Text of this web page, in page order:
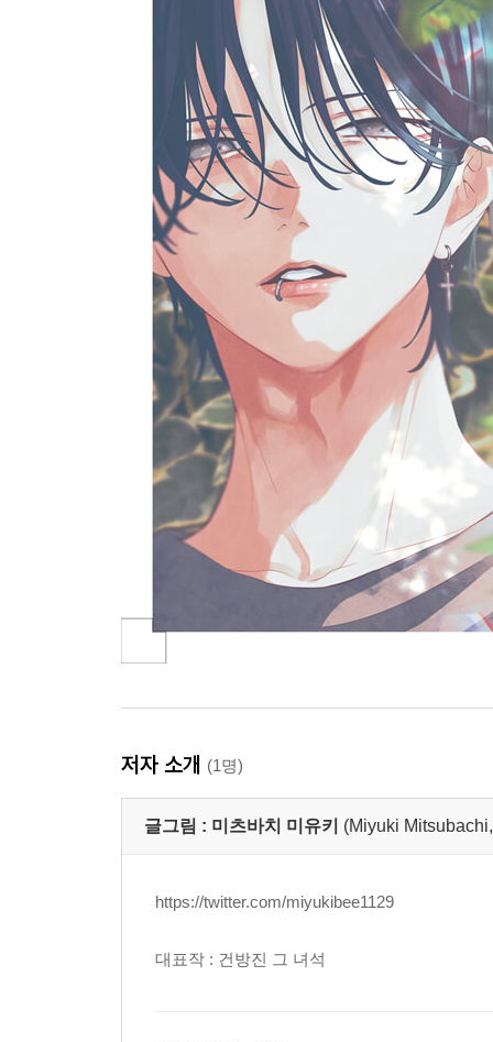
저자 소개 (1명)
글그림 : 미츠바치 미유키 (Miyuki
https://twitter.com/miyukibee1129
대표작 : 건방진 그 녀석